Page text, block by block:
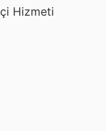
Hizmeti